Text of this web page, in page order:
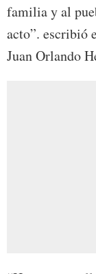
familia y al
acto”. escribió
Juan Orlando